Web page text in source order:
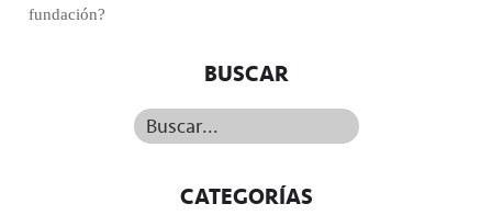
fundación?
BUSCAR
Buscar...
CATEGORÍAS